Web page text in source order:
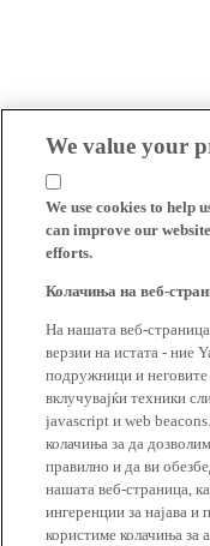
We value your
We use cookies to help
can improve our
efforts.
Колачиња на веб-
На нашата веб-
верзии на истата - ние
подружници и неговите
вклучувајќи техники
javascript и web
колачиња за да
правилно и да ви
нашата веб-страница,
ингеренции за најава и
користиме колачиња за